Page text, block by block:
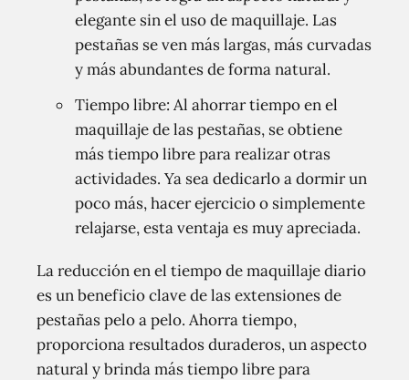
elegante sin el uso de maquillaje. Las
pestañas se ven más largas, más curvadas
y más abundantes de forma natural.
Tiempo libre: Al ahorrar tiempo en el
maquillaje de las pestañas, se obtiene
más tiempo libre para realizar otras
actividades. Ya sea dedicarlo a dormir un
poco más, hacer ejercicio o simplemente
relajarse, esta ventaja es muy apreciada.
La reducción en el tiempo de maquillaje diario
es un beneficio clave de las extensiones de
pestañas pelo a pelo. Ahorra tiempo,
proporciona resultados duraderos, un aspecto
natural y brinda más tiempo libre para